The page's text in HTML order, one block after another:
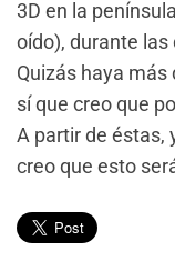
3D en la
oído), durante
Quizás haya más
sí que creo que
A partir de éstas,
creo que esto